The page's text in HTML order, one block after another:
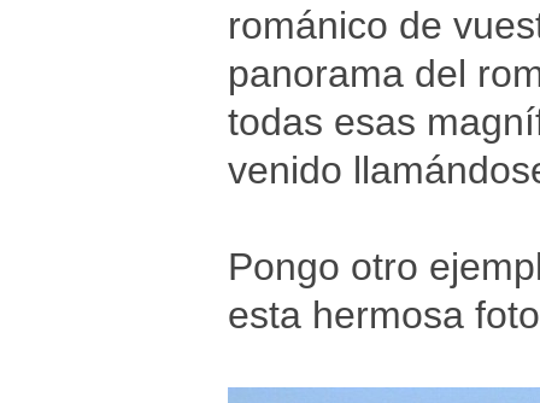
románico de
panorama del
todas esas
venido
Pongo otro
esta hermosa